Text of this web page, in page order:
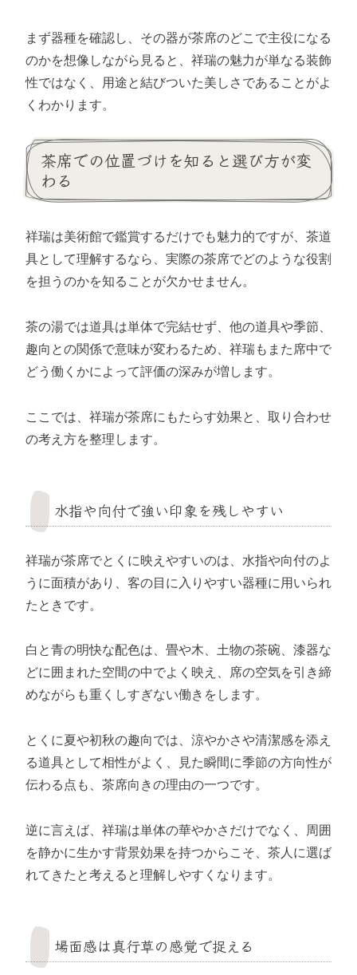
まず器種を確認し、その器が茶席のどこで主役になる
のかを想像しながら見ると、祥瑞の魅力が単なる装飾
性ではなく、用途と結びついた美しさであることがよ
くわかります。
茶席での位置づけを知ると選び方が変
わる
祥瑞は美術館で鑑賞するだけでも魅力的ですが、茶道
具として理解するなら、実際の茶席でどのような役割
を担うのかを知ることが欠かせません。
茶の湯では道具は単体で完結せず、他の道具や季節、
趣向との関係で意味が変わるため、祥瑞もまた席中で
どう働くかによって評価の深みが増します。
ここでは、祥瑞が茶席にもたらす効果と、取り合わせ
の考え方を整理します。
水指や向付で強い印象を残しやすい
祥瑞が茶席でとくに映えやすいのは、水指や向付のよ
うに面積があり、客の目に入りやすい器種に用いられ
たときです。
白と青の明快な配色は、畳や木、土物の茶碗、漆器な
どに囲まれた空間の中でよく映え、席の空気を引き締
めながらも重くしすぎない働きをします。
とくに夏や初秋の趣向では、涼やかさや清潔感を添え
る道具として相性がよく、見た瞬間に季節の方向性が
伝わる点も、茶席向きの理由の一つです。
逆に言えば、祥瑞は単体の華やかさだけでなく、周囲
を静かに生かす背景効果を持つからこそ、茶人に選ば
れてきたと考えると理解しやすくなります。
場面感は真行草の感覚で捉える